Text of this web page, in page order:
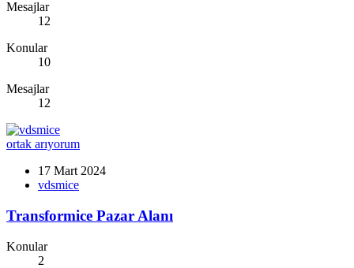
Mesajlar
12
Konular
10
Mesajlar
12
ortak arıyorum
17 Mart 2024
vdsmice
Transformice Pazar Alanı
Konular
2